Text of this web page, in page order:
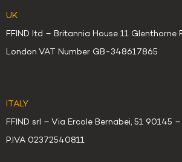
UK
FFIND ltd – Britannia House 11 Glenthorne
London VAT Number GB-348617865
ITALY
FFIND srl – Via Ercole Bernabei, 51 90145
P.IVA 02372540811